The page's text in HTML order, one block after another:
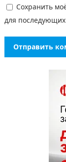
Сохранить
для